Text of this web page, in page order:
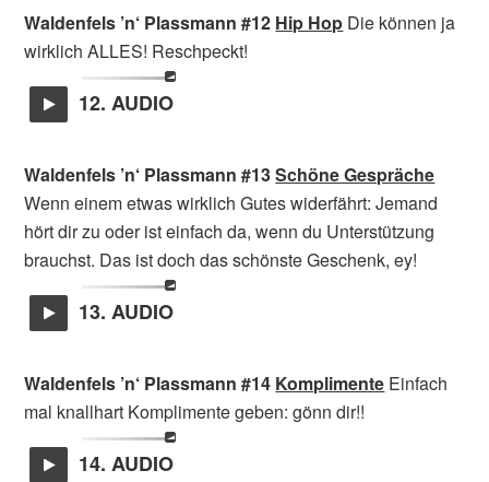
Waldenfels ’n‘ Plassmann #12 Hip Hop Die können ja
wirklich ALLES! Reschpeckt!
12. AUDIO
Waldenfels ’n‘ Plassmann #13Schöne Gespräche
Wenn einem etwas wirklich Gutes widerfährt: Jemand
hört dir zu oder ist einfach da, wenn du Unterstützung
brauchst. Das ist doch das schönste Geschenk, ey!
13. AUDIO
Waldenfels ’n‘ Plassmann #14 Komplimente Einfach
mal knallhart Komplimente geben: gönn dir!!
14. AUDIO